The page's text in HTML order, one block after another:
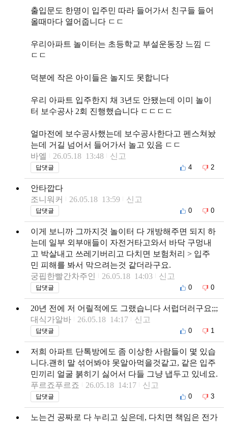
출입문도 한명이 입주민 따라 들어가서 친구들 들어
올때마다 열어줍니다 ㄷㄷ
우리아파트 놀이터는 초등학교 부설운동장 느낌 ㄷ
ㄷㄷ
덕분에 작은 아이들은 놀지도 못합니다
우리 아파트 입주한지 채 3년도 안됐는데 이미 놀이
터 보수공사 2회 진행했습니다 ㄷㄷㄷㄷ
얼마전에 보수공사했는데 보수공사한다고 펜스쳐놨
는데 거길 넘어서 들어가서 놀고 있음 ㄷㄷ
바엘
26.05.18 13:48 신고
답댓글 4 2
안타깝다
조니워커
26.05.18 13:59 신고
답댓글 0 0
이게 보니까 그까지것 놀이터 다 개방해주면 되지 하
는데 일부 외부애들이 자전거타고와서 바닥 구멍내
고 박살내고 쓰레기버리고 다치면 보험처리 > 입주
민 피해를 봐서 막으려는것 같더라구요.
궁핍한빨간차주인
26.05.18 14:03 신고
답댓글 0 0
20년 전에 저 어릴적에도 그랬습니다 서럽더러구요;;;
대식가알바
26.05.18 14:17 신고
답댓글 0 1
저희 아파트 단톡방에도 좀 이상한 사람들이 몇 있습
니다.괜히 말 섞어봐야 못알아먹을것같고, 같은 입주
민끼리 얼굴 붉히기 싫어서 다들 그냥 냅두고 있네요.
푸르죠푸르죠
26.05.18 14:17 신고
답댓글 0 3
노는건 공짜로 다 누리고 싶은데, 다치면 책임은 전가